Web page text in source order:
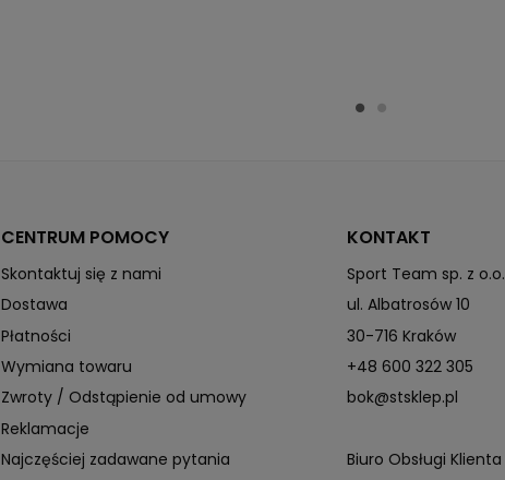
CENTRUM POMOCY
Skontaktuj się z nami
Dostawa
Płatności
Wymiana towaru
Zwroty / Odstąpienie od umowy
Reklamacje
Najczęściej zadawane pytania
KONTAKT
Sport Team sp. z o.o.
ul. Albatrosów 10
30-716 Kraków
+48 600 322 305
bok@stsklep.pl
Biuro Obsługi Klienta